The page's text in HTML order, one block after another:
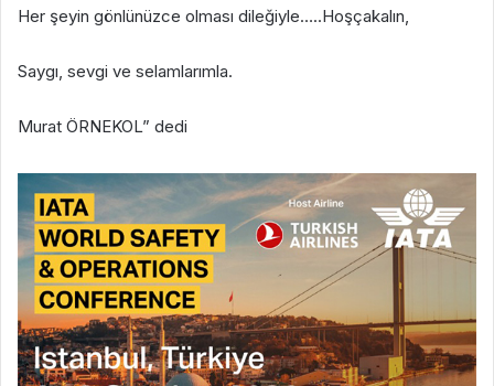
Her şeyin gönlünüzce olması dileğiyle…..Hoşçakalın,
Saygı, sevgi ve selamlarımla.
Murat ÖRNEKOL” dedi